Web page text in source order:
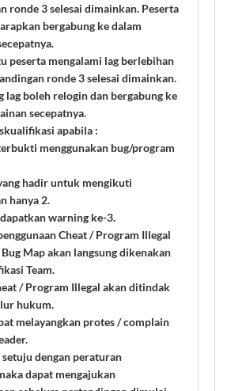
ronde 3 selesai dimainkan. Peserta
bergabung ke dalam
peserta mengalami lag berlebihan
ronde 3 selesai dimainkan.
lag boleh relogin dan bergabung ke
secepatnya.
apabila :
menggunakan bug/program
hadir untuk mengikuti
hanya 2.
warning ke-3.
Cheat / Program Illegal
Map akan langsung dikenakan
Team.
/ Program Illegal akan ditindak
hukum.
melayangkan protes / complain
dengan peraturan
dapat mengajukan